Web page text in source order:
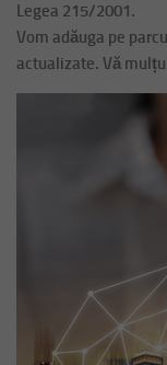
Legea 215/2001.
Vom adăuga pe
actualizate. Vă